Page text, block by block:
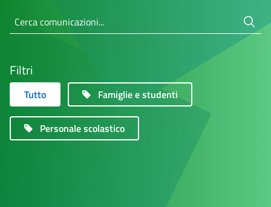
Cerca comunicazioni...
Filtri
Tutto Famiglie e studenti
Personale scolastico